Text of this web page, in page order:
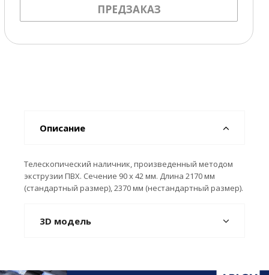
ПРЕДЗАКАЗ
Описание
Телескопический наличник, произведенный методом
экструзии ПВХ. Сечение 90 х 42 мм. Длина 2170 мм
(стандартный размер), 2370 мм (нестандартный размер).
3D модель